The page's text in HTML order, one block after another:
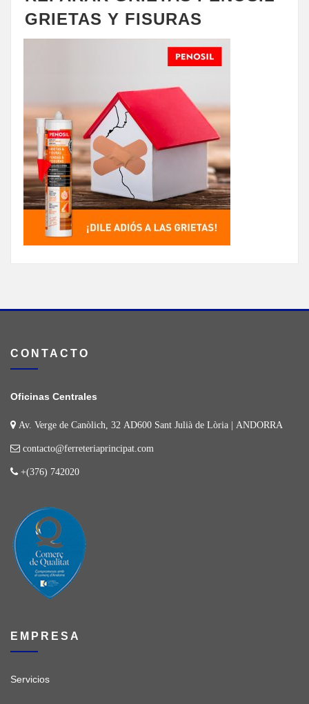
GRIETAS Y FISURAS
CONTACTO
Oficinas Centrales
Av. Verge de Canòlich, 32 AD600 Sant Julià de Lòria | ANDORRA
contacto@ferreteriaprincipat.com
+(376) 742020
EMPRESA
Servicios